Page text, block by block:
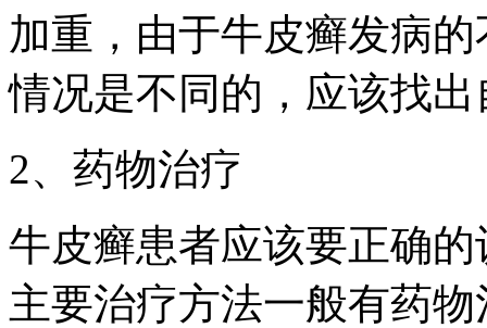
加重，由于牛皮癣发病
情况是不同的，应该找
2、药物治疗
牛皮癣患者应该要正确
主要治疗方法一般有药